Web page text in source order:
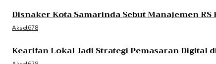
Disnaker Kota Samarinda Sebut Manajemen
Aksel678
Kearifan Lokal Jadi Strategi Pemasaran Digital